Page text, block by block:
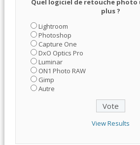
Quel logiciel de retouche photo
plus ?
Lightroom
Photoshop
Capture One
DxO Optics Pro
Luminar
ON1 Photo RAW
Gimp
Autre
View Results